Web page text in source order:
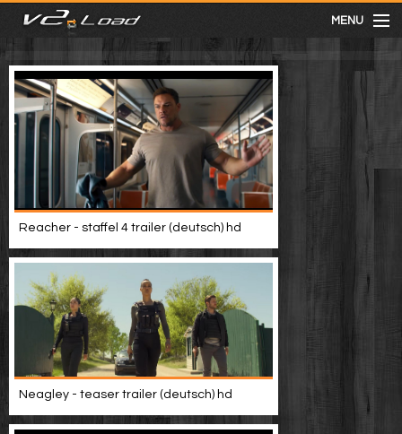
MENU
meist gesehen
neuste
kategorien
Menu
mit facebook anmelden
Informationen
Video suchen
Reacher - staffel 4 trailer (deutsch) hd
Neagley - teaser trailer (deutsch) hd